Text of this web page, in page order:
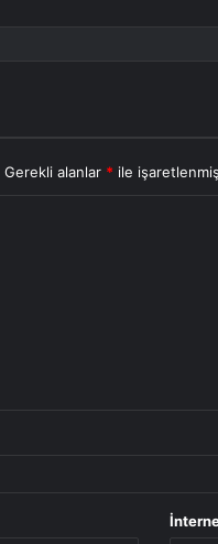
Gerekli alanlar * ile